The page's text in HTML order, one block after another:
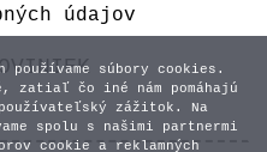
údajov
používame súbory cookies.
zatiaľ čo iné nám pomáhajú
zážitok. Na
spolu s našimi partnermi
cookie a reklamných